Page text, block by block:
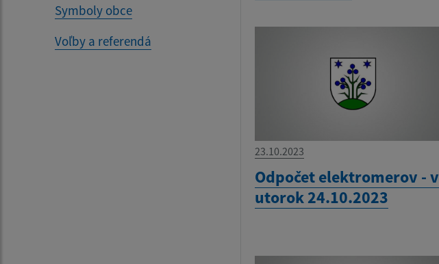
Symboly obce
Voľby a referendá
23.10.2023
Odpočet elektromerov - v
utorok 24.10.2023